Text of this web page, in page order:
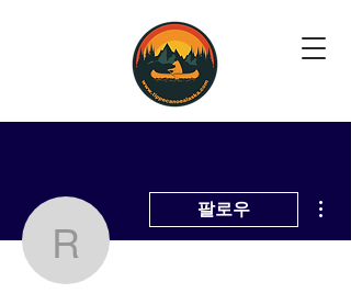
rpmccourt77
팔로우